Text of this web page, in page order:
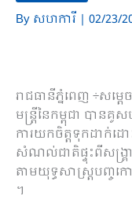
By សហការី | 02/23/
រាជធានី​ភ្នំពេញ ÷សម្
មន្ត្រី​នៃ​កម្ពុជា បាន​គូស
ការ​យកចិត្តទុកដាក់​ដ
សំណល់​ជាតិ​ផ្ទុះ​ពី​សង្គ្រា
តាម​យុទ្ធសាស្ត្រ​បញ្ច​
។